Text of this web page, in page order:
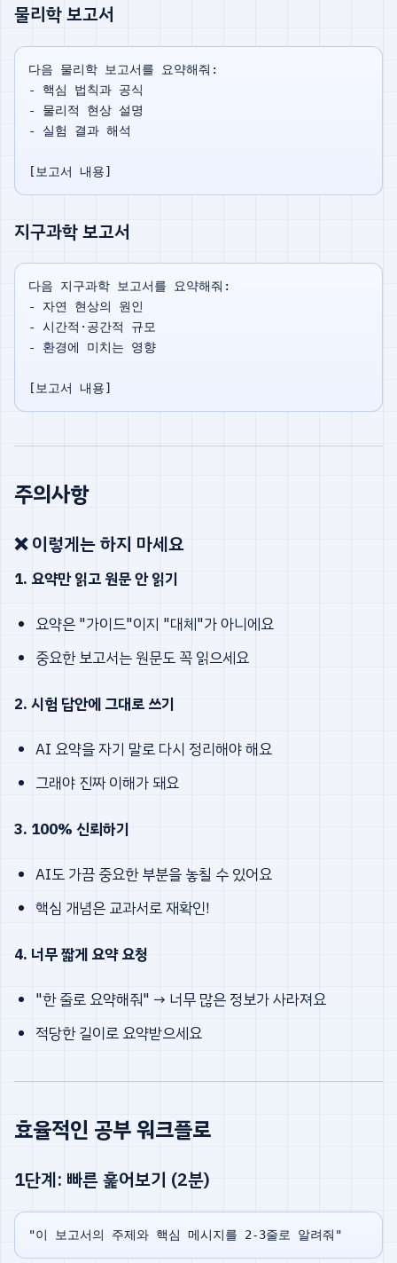
물리학 보고서
다음 물리학 보고서를 요약해줘:
- 핵심 법칙과 공식
- 물리적 현상 설명
- 실험 결과 해석
지구과학 보고서
다음 지구과학 보고서를 요약해줘:
- 자연 현상의 원인
- 시간적·공간적 규모
- 환경에 미치는 영향
주의사항
❌ 이렇게는 하지 마세요
1. 요약만 읽고 원문 안 읽기
요약은 "가이드"이지 "대체"가 아니에요
중요한 보고서는 원문도 꼭 읽으세요
2. 시험 답안에 그대로 쓰기
AI 요약을 자기 말로 다시 정리해야 해요
그래야 진짜 이해가 돼요
3. 100% 신뢰하기
AI도 가끔 중요한 부분을 놓칠 수 있어요
핵심 개념은 교과서로 재확인!
4. 너무 짧게 요약 요청
"한 줄로 요약해줘" → 너무 많은 정보가 사라져요
적당한 길이로 요약받으세요
효율적인 공부 워크플로
1단계: 빠른 훑어보기 (2분)